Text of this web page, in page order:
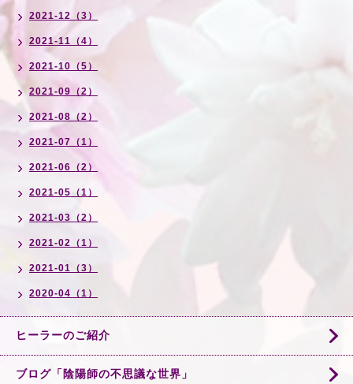
2021-12（3）
2021-11（4）
2021-10（5）
2021-09（2）
2021-08（2）
2021-07（1）
2021-06（2）
2021-05（1）
2021-03（2）
2021-02（1）
2021-01（3）
2020-04（1）
ヒーラーのご紹介
ブログ「陰陽師の不思議な世界」